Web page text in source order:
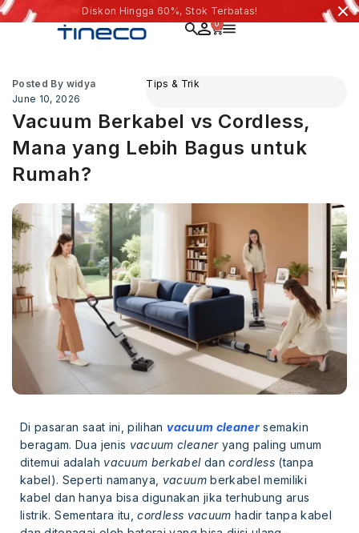
Diskon Hingga 60%, Stok Terbatas!
0
Posted By widya
June 10, 2026
Tips & Trik
Vacuum Berkabel vs Cordless,
Mana yang Lebih Bagus untuk
Rumah?
Di pasaran saat ini, pilihan vacuum cleaner semakin
beragam. Dua jenis vacuum cleaneryang paling umum
ditemui adalah vacuum berkabel dancordless (tanpa
kabel). Seperti namanya,
vacuumberkabel memiliki
kabel dan hanya bisa digunakan jika terhubung arus
listrik. Sementara itu,cordless vacuum hadir tanpa kabel